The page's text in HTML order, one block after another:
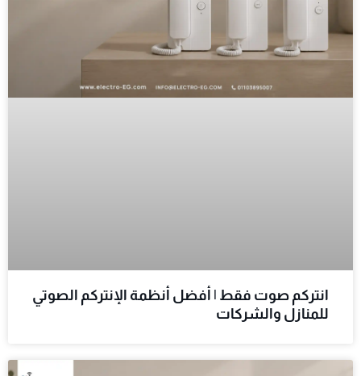
انتركم صوت فقط | أفضل أنظمة الإنتركم الصوتي
للمنازل والشركات